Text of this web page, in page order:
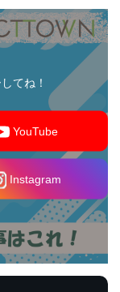
てね！
YouTube
Instagram